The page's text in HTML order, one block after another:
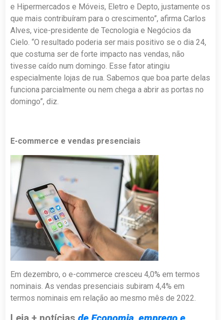
e Hipermercados e Móveis, Eletro e Depto, justamente os
que mais contribuíram para o crescimento”, afirma Carlos
Alves, vice-presidente de Tecnologia e Negócios da
Cielo. “O resultado poderia ser mais positivo se o dia 24,
que costuma ser de forte impacto nas vendas, não
tivesse caído num domingo. Esse fator atingiu
especialmente lojas de rua. Sabemos que boa parte delas
funciona parcialmente ou nem chega a abrir as portas no
domingo”, diz.
E-commerce e vendas presenciais
Em dezembro, o e-commerce cresceu 4,0% em termos
nominais. As vendas presenciais subiram 4,4% em
termos nominais em relação ao mesmo mês de 2022.